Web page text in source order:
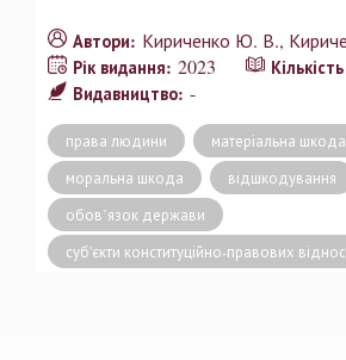
Автори: Кириченко Ю. В.
Рік видання: 2023
Видавництво: -
права людини
матеріальна шкода
моральна шкода
відшкодування
обов’язок держави
суб'єкти конституційно-правових